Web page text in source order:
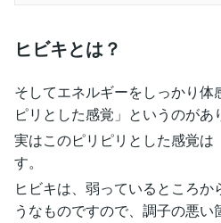
ヒビキとは？
そしてエネルギーをしっかり体
ピリとした感覚」というのがあ
実はこのピリピリとした感覚は
す。
ヒビキは、弱っているところ
うなものですので、調子の悪